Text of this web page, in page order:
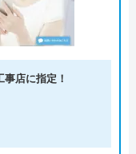
店に指定！